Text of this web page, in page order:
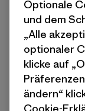
Optionale
und dem
„Alle
optionaler
klicke auf
ändern“